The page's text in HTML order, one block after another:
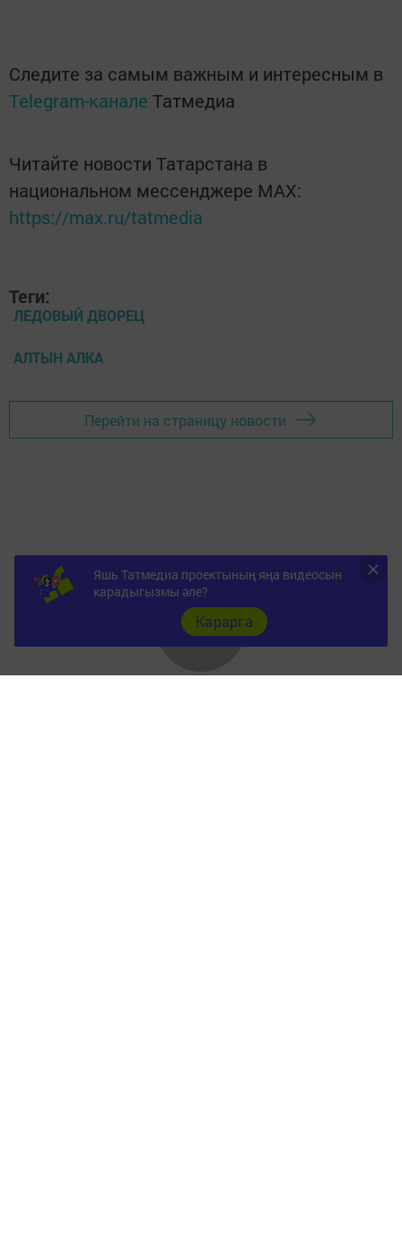
Следите за самым важным и интересным в
Telegram-канале Татмедиа
Читайте новости Татарстана в
национальном мессенджере MАХ:
https://max.ru/tatmedia
Теги:
ЛЕДОВЫЙ ДВОРЕЦ
АЛТЫН АЛКА
Перейти на страницу новости
Яшь Татмедиа проектының яңа видеосын
карадыгызмы әле?
Карарга